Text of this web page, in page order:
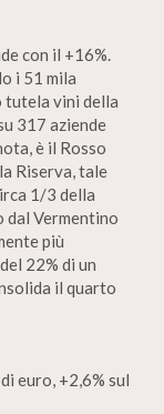
con il +16%.
i 51 mila
vini della
317 aziende
è il Rosso
Riserva, tale
1/3 della
dal Vermentino
più
22% di un
il quarto
euro, +2,6% sul